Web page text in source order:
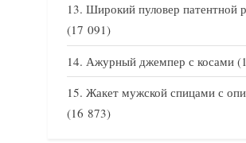
Широкий пуловер патентной
(17 091)
Ажурный джемпер с косами
Жакет мужской спицами с
(16 873)